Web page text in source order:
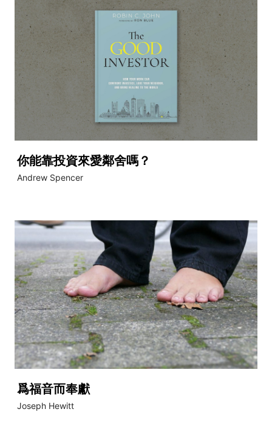
你能靠投資來愛鄰舍嗎？
Andrew Spencer
爲福音而奉獻
Joseph Hewitt